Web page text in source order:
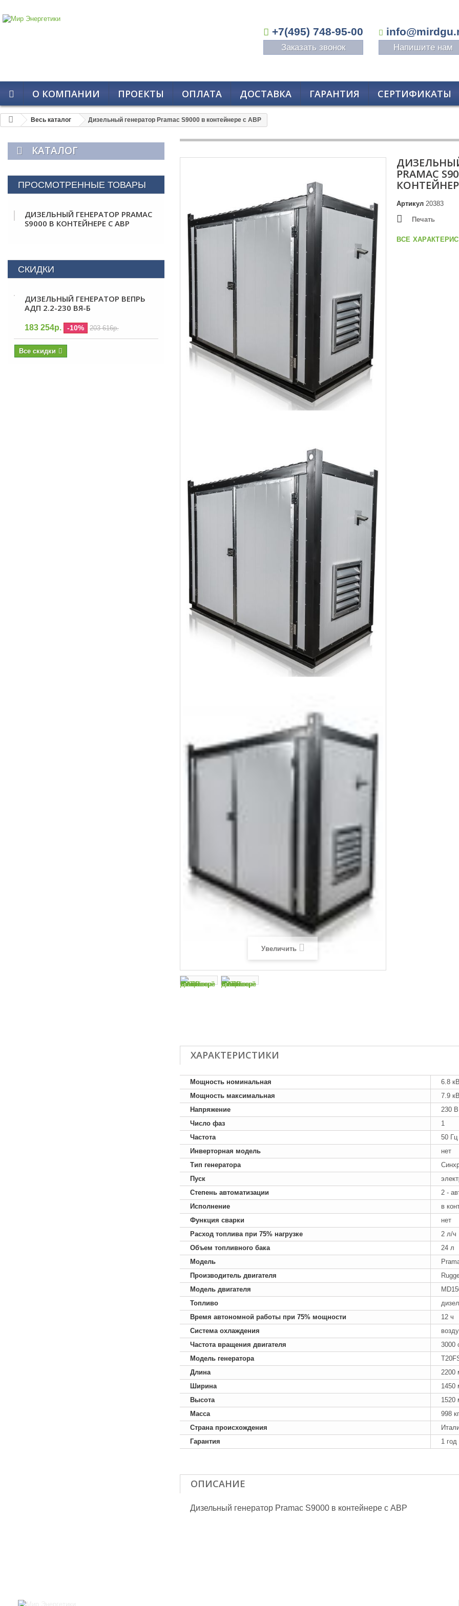
+7(495) 748-95-00
Заказать звонок Напишите нам
О КОМПАНИИ ПРОЕКТЫ ОПЛАТА ДОСТАВКА ГАРАНТИЯ СЕРТИФИКАТЫ
Весь каталог Дизельный генератор Pramac S9000 в контейнере с АВР
КАТАЛОГ
ПРОСМОТРЕННЫЕ ТОВАРЫ
ДИЗЕЛЬНЫЙ ГЕНЕРАТОР PRAMAC
S9000 В КОНТЕЙНЕРЕ С АВР
СКИДКИ
ДИЗЕЛЬНЫЙ ГЕНЕРАТОР ВЕПРЬ
АДП 2.2-230 ВЯ-Б
183 254р. -10% 203 616р.
Все скидки
Увеличить
PRAMAC
Артикул 20383
Печать
ВСЕ
ХАРАКТЕРИСТИКИ
Мощность номинальная
6.8
Мощность максимальная
7.9
Напряжение
230 В
Число фаз
1
Частота
50 Гц
Инверторная модель
нет
Тип генератора
Пуск
Степень автоматизации
2 -
Исполнение
в
Функция сварки
нет
Расход топлива при 75% нагрузке
2 л/ч
Объем топливного бака
24 л
Модель
Производитель двигателя
Модель двигателя
Топливо
Время автономной работы при 75% мощности
12 ч
Система охлаждения
Частота вращения двигателя
3000
Модель генератора
Длина
2200
Ширина
1450
Высота
1520
Масса
998 кг
Страна происхождения
Гарантия
1 год
ОПИСАНИЕ
Дизельный генератор Pramac S9000 в контейнере с АВР